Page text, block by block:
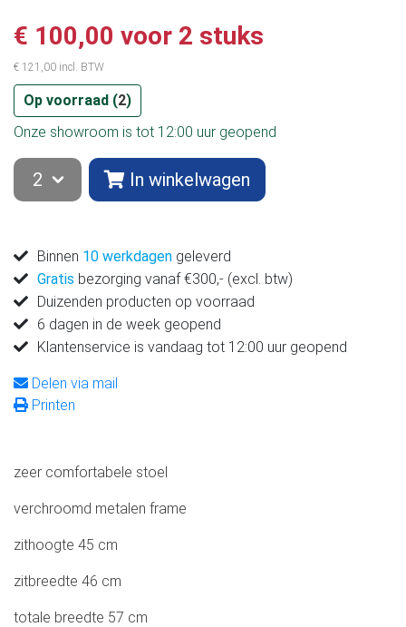
€ 100,00 voor 2 stuks
€ 121,00 incl. BTW
Op voorraad (2)
Onze showroom is tot 12:00 uur geopend
In winkelwagen
Binnen 10 werkdagen geleverd
Gratis bezorging vanaf €300,- (excl. btw)
Duizenden producten op voorraad
6 dagen in de week geopend
Klantenservice is vandaag tot 12:00 uur geopend
Delen via mail
Printen
zeer comfortabele stoel
verchroomd metalen frame
zithoogte 45 cm
zitbreedte 46 cm
totale breedte 57 cm